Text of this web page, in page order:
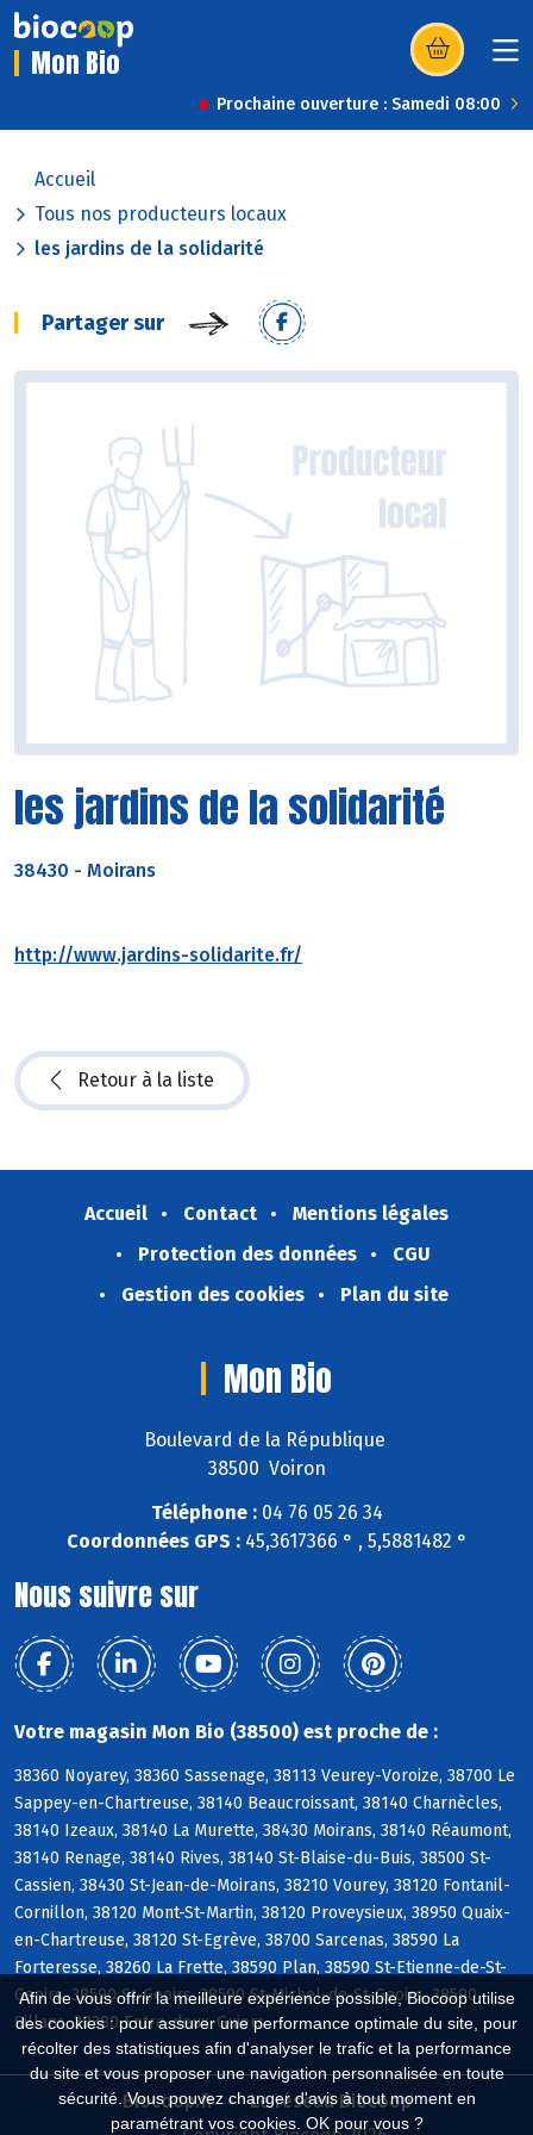
Afin de vous offrir la meilleure expérience possible, Biocoop utilise
des cookies : pour assurer une performance optimale du site, pour
récolter des statistiques afin d'analyser le trafic et la performance
du site et vous proposer une navigation personnalisée en toute
sécurité. Vous pouvez changer d'avis à tout moment en
paramétrant vos cookies. OK pour vous ?
Mon Bio (s’ouvre dans
Prochaine ouverture : Samedi 08:00
Accueil
Tous nos producteurs locaux
les jardins de la solidarité
Partager sur
les jardins de la solidarité
38430 - Moirans
http://www.jardins-solidarite.fr/
Retour à la liste
Accueil Contact
Mentions légales
Protection des données
CGU
Gestion des cookies
Plan du site
Mon Bio
Boulevard de la République
38500 Voiron
Téléphone :04 76 05 26 34
Coordonnées GPS :45,3617366 ° , 5,5881482 °
Nous suivre sur
Votre magasin Mon Bio (38500) est proche de :
38360 Noyarey, 38360 Sassenage, 38113 Veurey-Voroize, 38700 Le
Sappey-en-Chartreuse, 38140 Beaucroissant, 38140 Charnècles,
38140 Izeaux, 38140 La Murette, 38430 Moirans, 38140 Réaumont,
38140 Renage, 38140 Rives, 38140 St-Blaise-du-Buis, 38500 St-
Cassien, 38430 St-Jean-de-Moirans, 38210 Vourey, 38120 Fontanil-
Cornillon, 38120 Mont-St-Martin, 38120 Proveysieux, 38950 Quaix-
en-Chartreuse, 38120 St-Egrève, 38700 Sarcenas, 38590 La
Forteresse, 38260 La Frette, 38590 Plan, 38590 St-Etienne-de-St-
Geoirs, 38590 St-Geoirs, 38590 St-Michel-de-St-Geoirs, 38590
Sillans, 38380 Entre-deux-Guiers
Biocoop.fr
Le réseau Biocoop